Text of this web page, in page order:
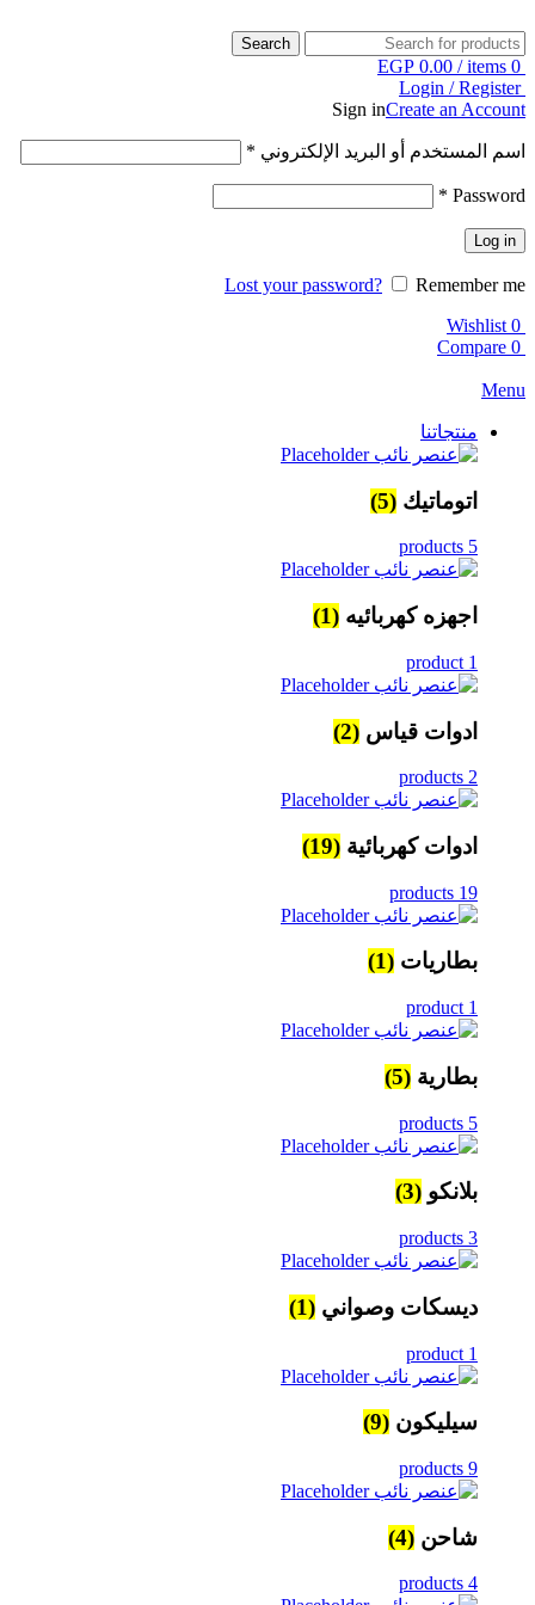
Search
0
items
/
EGP 0.00
Login / Register
Sign inCreate an Account
اسم المستخدم أو البريد الإلكتروني *
Password
*
Log in
Lost your password?
Remember me
0
Wishlist
0
Compare
Menu
منتجاتنا
اتوماتيك (5)
5 products
اجهزه كهربائيه (1)
1 product
ادوات قياس (2)
2 products
ادوات كهربائية (19)
19 products
بطاريات (1)
1 product
بطارية (5)
5 products
بلانكو (3)
3 products
ديسكات وصواني (1)
1 product
سيليكون (9)
9 products
شاحن (4)
4 products